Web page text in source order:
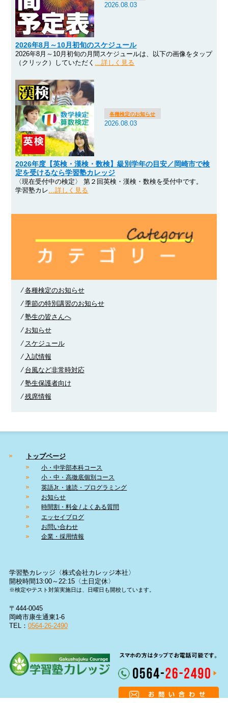
2026.08.03
2026年8月～10月初旬のスケジュール
2026年8月～10月初旬の月間スケジュールは、以下の画像をタップ
（クリック）していただく
…詳しく見る
各種検定のお知らせ
2026.08.03
2026年度【英検・漢検・数検】級別学年の目安／岡崎市で検
定を受けるなら学習塾カレッジ
〈現在受付中の検定〉 第２回英検・漢検・数検を受付中です。
学習塾カレ …詳しく見る
⁄各種検定のお知らせ
⁄季節の特別講習のお知らせ
⁄塾生の皆さんへ
⁄ お知らせ
⁄ スケジュール
⁄ 入試情報
⁄ 台風など非常時対応
⁄塾生保護者向け
⁄残席情報
トップページ
小・中学部本科コース
小・中・高徹底個別コース
英語Jr.・速読・プログラミング
お知らせ
時間割・料金 / よくある質問
エッセイブログ
お問い合わせ
企業・採用情報
学習塾カレッジ〈株式会社カレッジ本社〉
開校時間13:00～22:15〈土日定休〉
※検定やテスト対策実施日は、日曜日も開校しています。
〒444-0045
岡崎市康生通東1-6
TEL： 0564-26-2490